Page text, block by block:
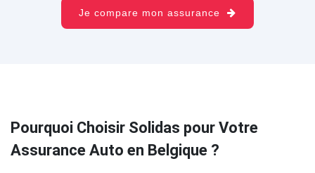
Je compare mon assurance
Pourquoi Choisir Solidas pour Votre
Assurance Auto en Belgique ?